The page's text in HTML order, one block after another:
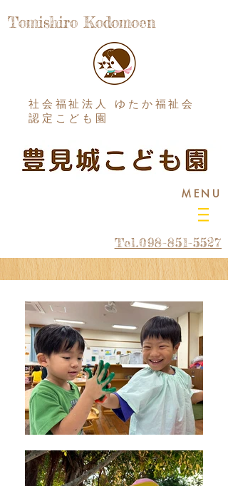
Tomishiro Kodomoen
社会福祉法人 ゆたか福祉会
認定こども園
MENU
Tel.098-851-5527